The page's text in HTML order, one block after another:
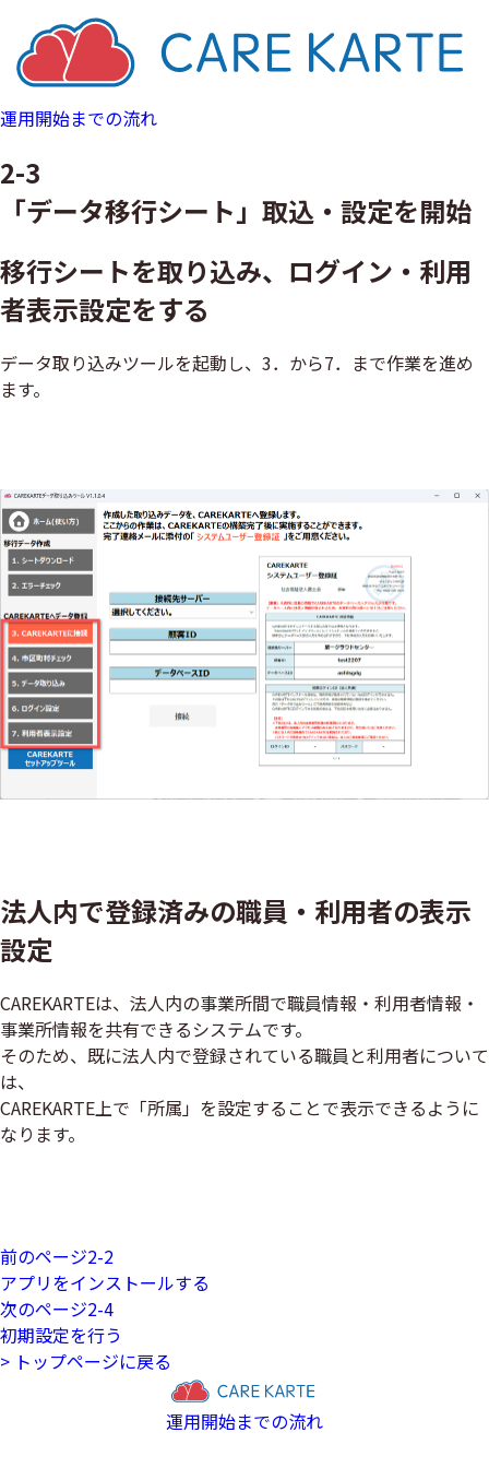
運用開始までの流れ
2-3
「データ移行シート」取込・設定を開始
移行シートを取り込み、ログイン・利用
者表示設定をする
データ取り込みツールを起動し、3．から7．まで作業を進め
ます。
法人内で登録済みの職員・利用者の表示
設定
CAREKARTEは、法人内の事業所間で職員情報・利用者情報・
事業所情報を共有できるシステムです。
そのため、既に法人内で登録されている職員と利用者について
は、
CAREKARTE上で「所属」を設定することで表示できるように
なります。
前のページ2-2
アプリをインストールする
次のページ2-4
初期設定を行う
> トップページに戻る
運用開始までの流れ